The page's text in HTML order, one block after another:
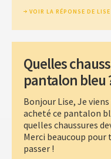
VOIR LA RÉPONSE DE LISE
Quelles
pantalon bleu
Bonjour Lise, Je
acheté ce pantalon
quelles chaussures
Merci beaucoup
passer !